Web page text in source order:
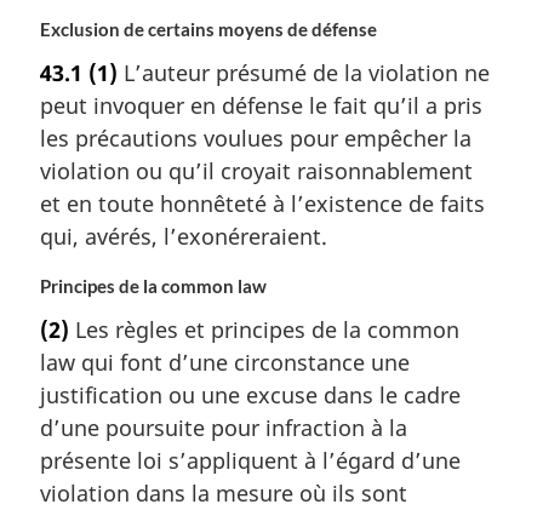
Exclusion de certains moyens de défense
43.1 (1) L’auteur présumé de la violation ne
peut invoquer en défense le fait qu’il a pris
les précautions voulues pour empêcher la
violation ou qu’il croyait raisonnablement
et en toute honnêteté à l’existence de faits
qui, avérés, l’exonéreraient.
Principes de la common law
(2) Les règles et principes de la common
law qui font d’une circonstance une
justification ou une excuse dans le cadre
d’une poursuite pour infraction à la
présente loi s’appliquent à l’égard d’une
violation dans la mesure où ils sont